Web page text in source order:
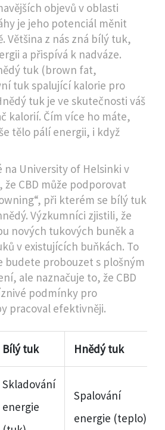
objevů v oblasti
je jeho potenciál měnit
Většina z nás zná bílý tuk,
a přispívá k nadváze.
tuk (brown fat,
tuk spalující kalorie pro
tuk je ve skutečnosti váš
kalorií. Čím více ho máte,
tělo pálí energii, i když
na University of Helsinki v
že CBD může podporovat
při kterém se bílý tuk
Výzkumníci zjistili, že
nových tukových buněk a
v existujících buňkách. To
budete probouzet s plošným
ale naznačuje to, že CBD
podmínky pro
pracoval efektivněji.
Bílý tuk Hnědý tuk
Skladování
energie
Spalování
energie (teplo)